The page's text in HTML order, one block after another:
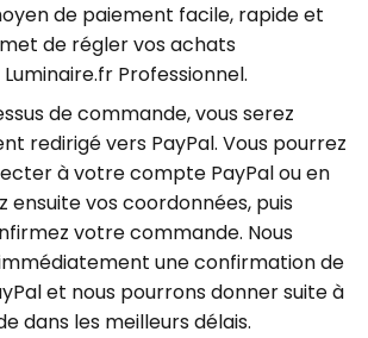
de paiement facile, rapide et
de régler vos achats
Professionnel.
de commande, vous serez
redirigé vers PayPal. Vous pourrez
à votre compte PayPal ou en
ensuite vos coordonnées, puis
votre commande. Nous
une confirmation de
et nous pourrons donner suite à
dans les meilleurs délais.